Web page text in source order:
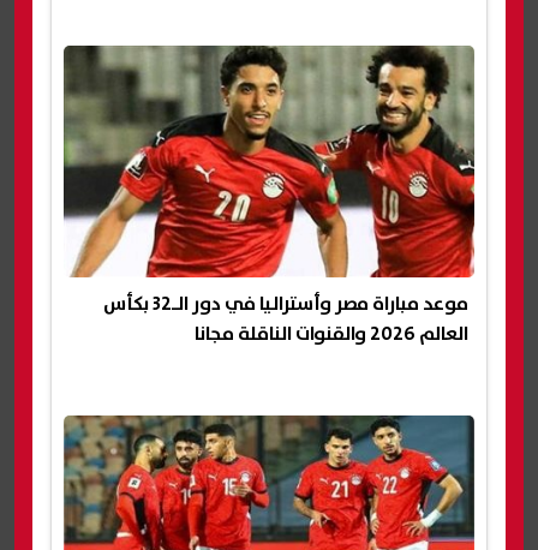
موعد مباراة مصر وأستراليا في دور الـ32 بكأس
العالم 2026 والقنوات الناقلة مجانا